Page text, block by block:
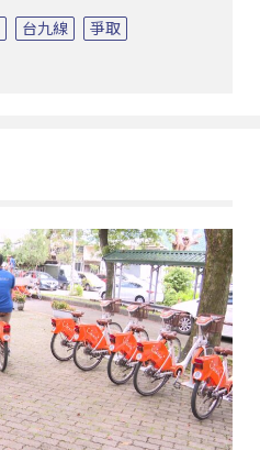
台九線
爭取